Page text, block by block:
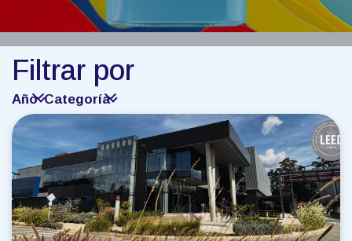
Filtrar por
Año Categoría